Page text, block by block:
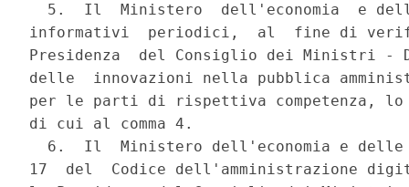
5.  Il  Ministero  dell'economia  e
informativi  periodici,  al  fine di
Presidenza  del Consiglio dei Ministri -
delle  innovazioni nella pubblica
per le parti di rispettiva competenza, lo
di cui al comma 4.
6.  Il  Ministero dell'economia e
17  del  Codice dell'amministrazione